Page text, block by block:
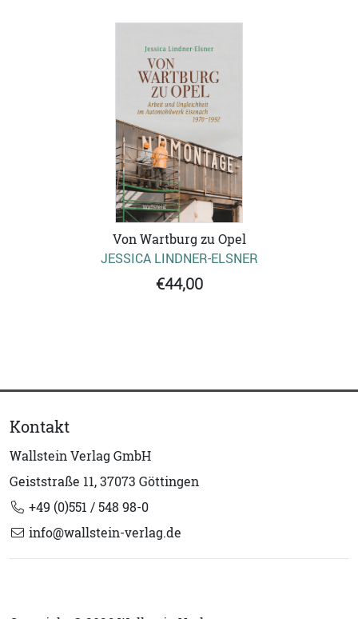
Von Wartburg zu Opel
JESSICA LINDNER-ELSNER
€44,00
Kontakt
Wallstein Verlag GmbH
Geiststraße 11, 37073 Göttingen
+49 (0)551 / 548 98-0
info@wallstein-verlag.de